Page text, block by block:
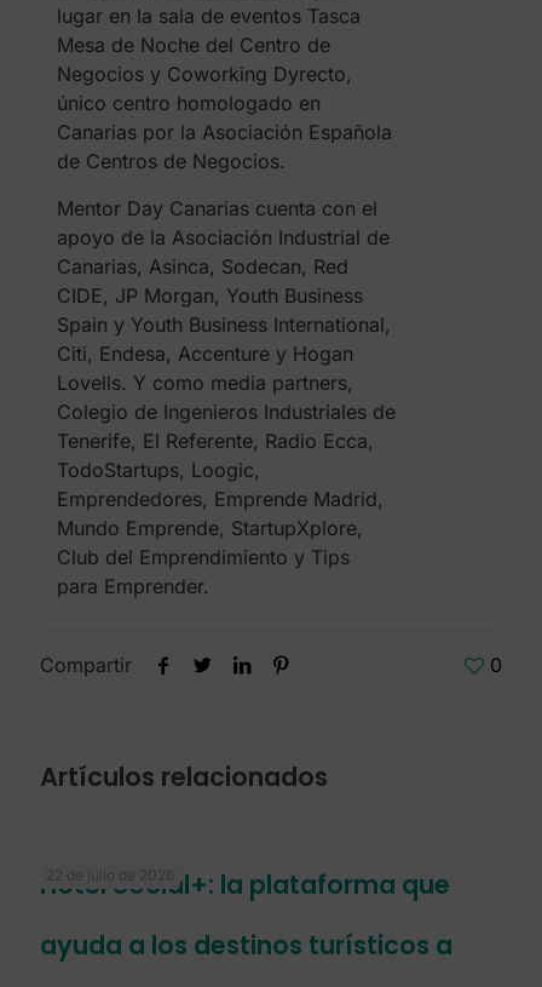
lugar en la sala de eventos Tasca
Mesa de Noche del Centro de
Negocios y Coworking Dyrecto,
único centro homologado en
Canarias por la Asociación Española
de Centros de Negocios.
Mentor Day Canarias cuenta con el
apoyo de la Asociación Industrial de
Canarias, Asinca, Sodecan, Red
CIDE, JP Morgan, Youth Business
Spain y Youth Business International,
Citi, Endesa, Accenture y Hogan
Lovells. Y como media partners,
Colegio de Ingenieros Industriales de
Tenerife, El Referente, Radio Ecca,
TodoStartups, Loogic,
Emprendedores, Emprende Madrid,
Mundo Emprende, StartupXplore,
Club del Emprendimiento y Tips
para Emprender.
Compartir 0
Artículos relacionados
22 de julio de 2026
Hotel Social+: la plataforma que
ayuda a los destinos turísticos a